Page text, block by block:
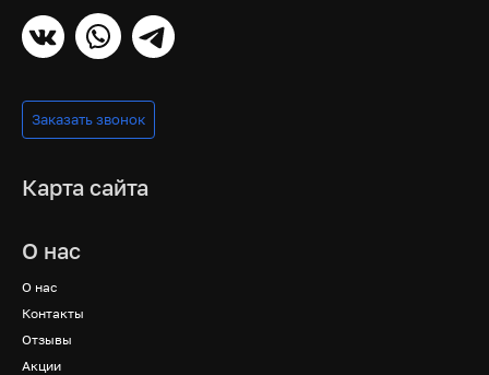
Заказать звонок
Карта сайта
О нас
О нас
Контакты
Отзывы
Акции